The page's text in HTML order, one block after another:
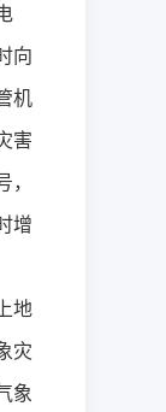
向
机
害
增
地
灾
象